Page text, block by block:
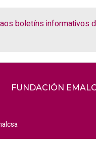
boletíns informativos
FUNDACIÓN